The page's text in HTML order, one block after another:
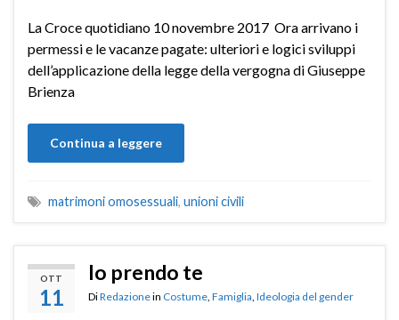
La Croce quotidiano 10 novembre 2017 Ora arrivano i
permessi e le vacanze pagate: ulteriori e logici sviluppi
dell’applicazione della legge della vergogna di Giuseppe
Brienza
Continua a leggere
matrimoni omosessuali, unioni civili
OTT
11
Io prendo te
DiRedazionein Costume Famiglia Ideologia del gender